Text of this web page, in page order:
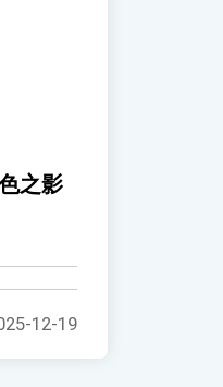
之影
12-19